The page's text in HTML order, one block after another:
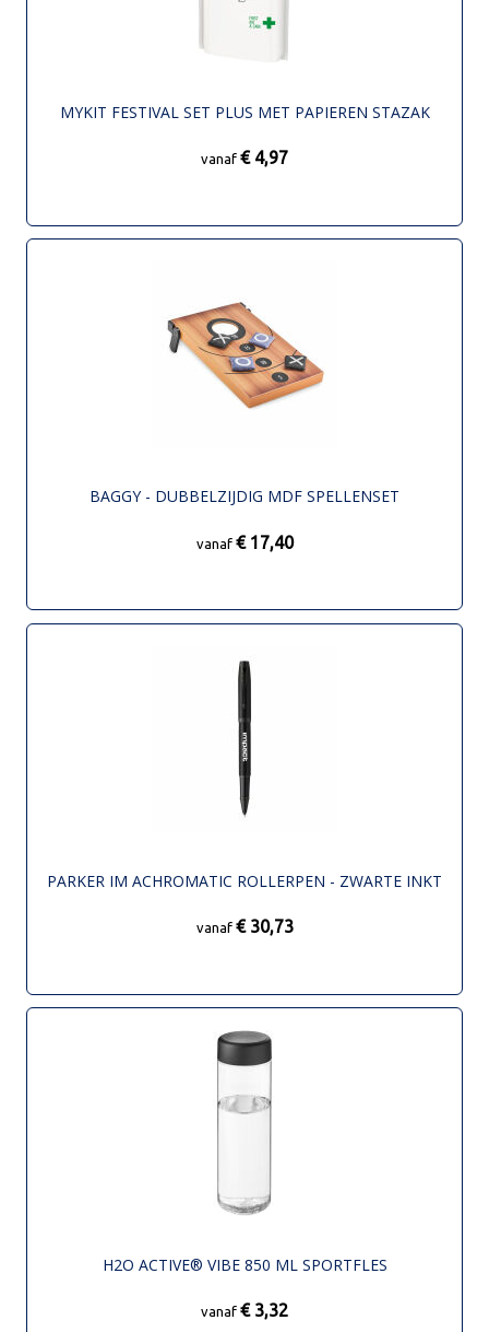
MYKIT FESTIVAL SET PLUS MET PAPIEREN STAZAK
vanaf € 4,97
BAGGY - DUBBELZIJDIG MDF SPELLENSET
vanaf € 17,40
PARKER IM ACHROMATIC ROLLERPEN - ZWARTE INKT
vanaf € 30,73
H2O ACTIVE® VIBE 850 ML SPORTFLES
vanaf € 3,32